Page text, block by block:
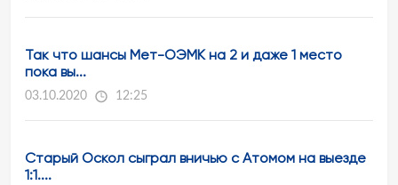
Так что шансы Мет-ОЭМК на 2 и даже 1 место
пока вы...
03.10.2020 12:25
Старый Оскол сыграл вничью с Атомом на выезде
1:1....